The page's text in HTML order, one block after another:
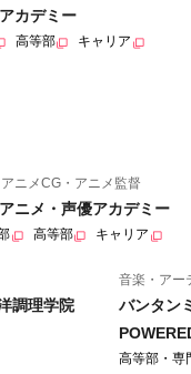
カデミー
高等部 キャリア
ニメCG・アニメ監督
ニメ・声優アカデミー
高等部 キャリア
調理学院
音楽・アー
バンタン
高等部・専